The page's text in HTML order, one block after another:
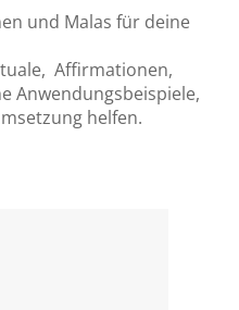
und Malas für deine
Affirmationen,
Anwendungsbeispiele,
helfen.